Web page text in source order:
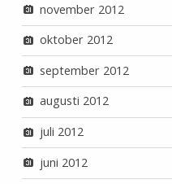
november 2012
oktober 2012
september 2012
augusti 2012
juli 2012
juni 2012